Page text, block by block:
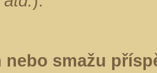
nebo smažu